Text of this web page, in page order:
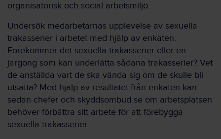
organisatorisk och social arbetsmiljö.
Undersök medarbetarnas upplevelse av sexuella
trakasserier i arbetet med hjälp av enkäten.
Förekommer det sexuella trakasserier eller en
jargong som kan underlätta sådana trakasserier? Vet
de anställda vart de ska vända sig om de skulle bli
utsatta? Med hjälp av resultatet från enkäten kan
sedan chefer och skyddsombud se om arbetsplatsen
behöver förbättra sitt arbete för att förebygga
sexuella trakasserier.